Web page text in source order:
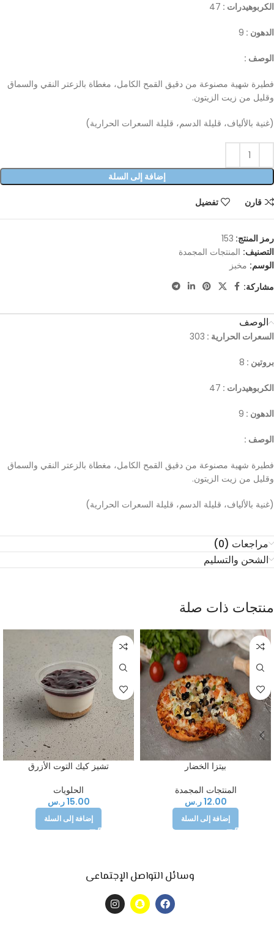
الكربوهيدرات : 47
الدهون : 9
الوصف :
فطيرة شهية مصنوعة من دقيق القمح الكامل، مغطاة بالزعتر النقي والسماق
وقليل من زيت الزيتون.
(غنية بالألياف، قليلة الدسم، قليلة السعرات الحرارية)
إضافة إلى السلة
قارن تفضيل
رمز المنتج: 153
التصنيف: المنتجات المجمدة
الوسم: مخبز
مشاركة:
الوصف
السعرات الحرارية : 303
بروتين : 8
الكربوهيدرات : 47
الدهون : 9
الوصف :
فطيرة شهية مصنوعة من دقيق القمح الكامل، مغطاة بالزعتر النقي والسماق
وقليل من زيت الزيتون.
(غنية بالألياف، قليلة الدسم، قليلة السعرات الحرارية)
مراجعات (0)
الشحن والتسليم
منتجات ذات صلة
بيتزا الخضار
المنتجات المجمدة
12.00ر.س
إضافة إلى السلة
تشيز كيك التوت الأزرق
الحلويات
15.00ر.س
إضافة إلى السلة
وسائل التواصل الإجتماعى